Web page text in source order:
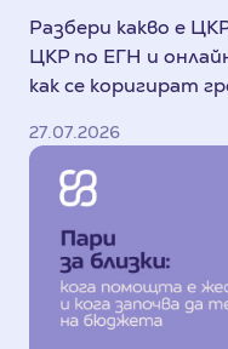
Разбери какво е
ЦКР по ЕГН и
как се коригират
27.07.2026